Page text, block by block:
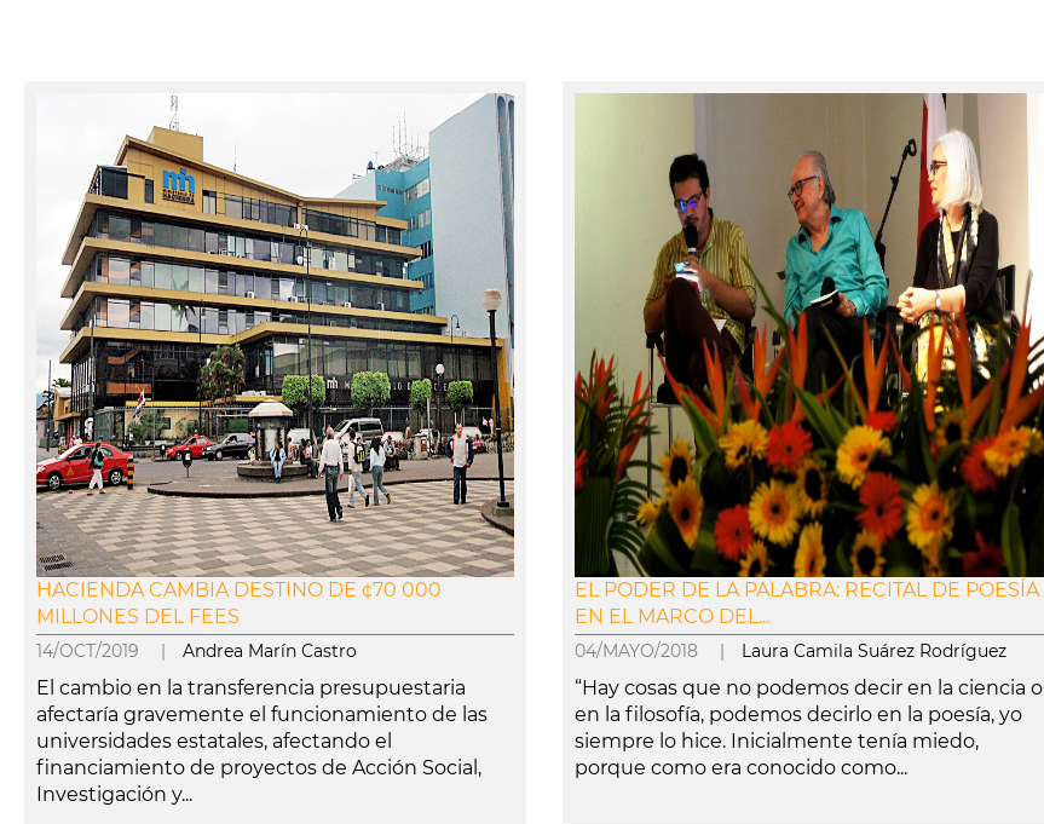
HACIENDA CAMBIA DESTINO DE ¢70 000
MILLONES DEL FEES
14/OCT/2019 | Andrea Marín Castro
El cambio en la transferencia presupuestaria
afectaría gravemente el funcionamiento de las
universidades estatales, afectando el
financiamiento de proyectos de Acción Social,
Investigación y...
EL PODER DE LA PALABRA: RECITAL DE POESÍA
EN EL MARCO DEL...
04/MAYO/2018 | Laura Camila Suárez Rodríguez
“Hay cosas que no podemos decir en la ciencia o
en la filosofía, podemos decirlo en la poesía, yo
siempre lo hice. Inicialmente tenía miedo,
porque como era conocido como...